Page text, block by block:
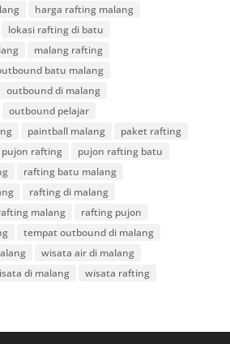
harga rafting malang
lokasi rafting di batu
malang rafting
batu malang
outbound di malang
outbound pelajar
paintball malang
paket rafting
pujon rafting
pujon rafting batu
rafting batu malang
rafting di malang
malang
rafting pujon
tempat outbound di malang
wisata air di malang
di malang wisata rafting